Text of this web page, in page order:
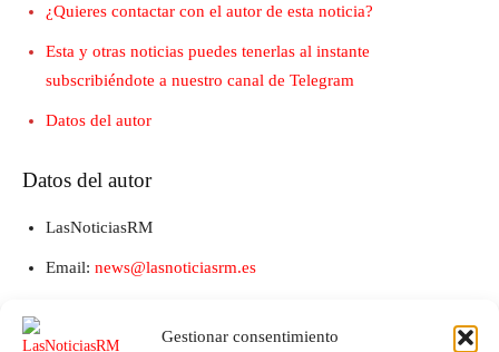
Gestionar consentimiento
¿Quieres contactar con el autor de esta noticia?
Esta y otras noticias puedes tenerlas al instante
subscribiéndote a nuestro canal de Telegram
Datos del autor
Datos del autor
LasNoticiasRM
Email: news@lasnoticiasrm.es